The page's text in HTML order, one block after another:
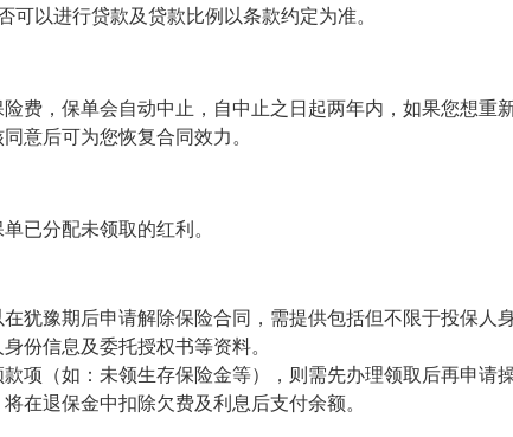
以进行贷款及贷款比例以条款约定为准。
费，保单会自动中止，自中止之日起两年内，如果您想重
意后可为您恢复合同效力。
已分配未领取的红利。
犹豫期后申请解除保险合同，需提供包括但不限于投保人
份信息及委托授权书等资料。
项（如：未领生存保险金等），则需先办理领取后再申请
在退保金中扣除欠费及利息后支付余额。